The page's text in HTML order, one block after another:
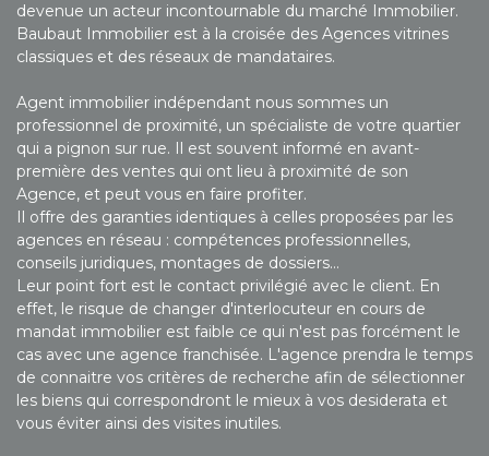
devenue un acteur incontournable du marché Immobilier.
Baubaut Immobilier est à la croisée des Agences vitrines
classiques et des réseaux de mandataires.
Agent immobilier indépendant nous sommes un
professionnel de proximité, un spécialiste de votre quartier
qui a pignon sur rue. Il est souvent informé en avant-
première des ventes qui ont lieu à proximité de son
Agence, et peut vous en faire profiter.
Il offre des garanties identiques à celles proposées par les
agences en réseau : compétences professionnelles,
conseils juridiques, montages de dossiers…
Leur point fort est le contact privilégié avec le client. En
effet, le risque de changer d'interlocuteur en cours de
mandat immobilier est faible ce qui n'est pas forcément le
cas avec une agence franchisée. L'agence prendra le temps
de connaitre vos critères de recherche afin de sélectionner
les biens qui correspondront le mieux à vos desiderata et
vous éviter ainsi des visites inutiles.